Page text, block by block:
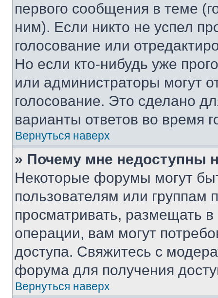
первого сообщения в теме
ним). Если никто не успел
голосование или
Но если кто-нибудь уже
или администраторы могут
голосование. Это сделано
варианты ответов во время
Вернуться наверх
» Почему мне недоступны
Некоторые форумы могут
пользователям или группам
просматривать, размещать
операции, вам могут
доступа. Свяжитесь с
форума для получения
Вернуться наверх